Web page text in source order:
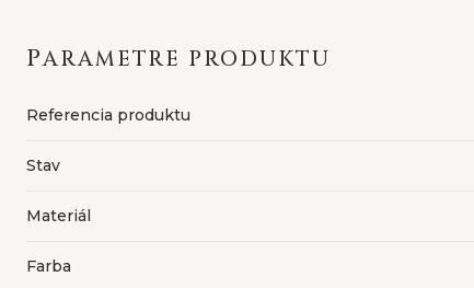
PARAMETRE PRODUKTU
Referencia produktu
Stav
Materiál
Farba